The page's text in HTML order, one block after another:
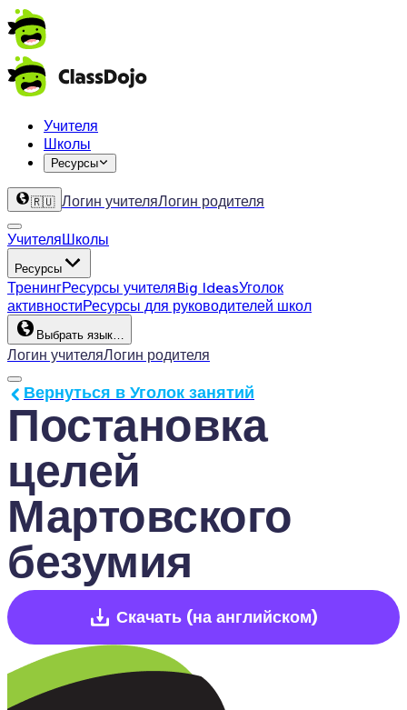
Учителя
Школы
Ресурсы
🇷🇺 Логин учителяЛогин родителя
УчителяШколы
Ресурсы
ТренингРесурсы учителяBig IdeasУголок
активностиРесурсы для руководителей школ
Выбрать язык…
Логин учителяЛогин родителя
Постановка
целей
Мартовского
безумия
Вернуться в Уголок занятий
Скачать (на английском)